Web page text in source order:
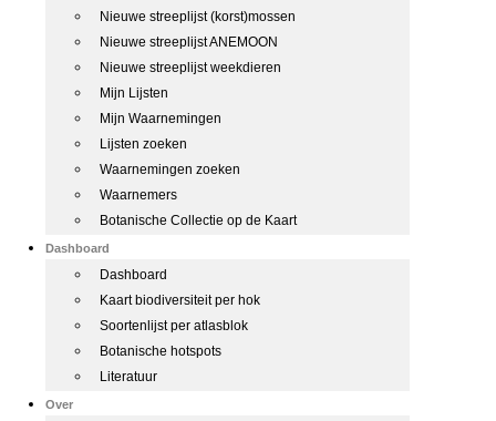
Nieuwe streeplijst (korst)mossen
Nieuwe streeplijst ANEMOON
Nieuwe streeplijst weekdieren
Mijn Lijsten
Mijn Waarnemingen
Lijsten zoeken
Waarnemingen zoeken
Waarnemers
Botanische Collectie op de Kaart
Dashboard
Dashboard
Kaart biodiversiteit per hok
Soortenlijst per atlasblok
Botanische hotspots
Literatuur
Over